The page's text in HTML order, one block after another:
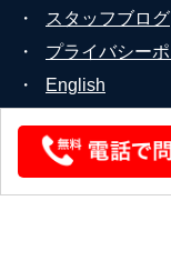
・
スタッフブログ
・
プライバシー
・
English